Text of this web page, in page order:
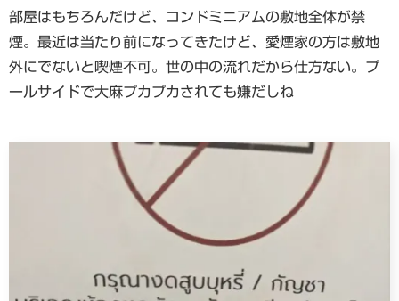
部屋はもちろんだけど、コンドミニアムの敷地全体が禁
煙。最近は当たり前になってきたけど、愛煙家の方は敷地
外にでないと喫煙不可。世の中の流れだから仕方ない。プ
ールサイドで大麻プカプカされても嫌だしね